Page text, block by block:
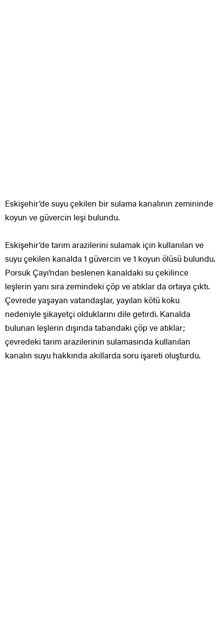
Eskişehir’de suyu çekilen bir sulama kanalının zemininde
koyun ve güvercin leşi bulundu.
Eskişehir’de tarım arazilerini sulamak için kullanılan ve
suyu çekilen kanalda 1 güvercin ve 1 koyun ölüsü bulundu.
Porsuk Çayı’ndan beslenen kanaldaki su çekilince
leşlerin yanı sıra zemindeki çöp ve atıklar da ortaya çıktı.
Çevrede yaşayan vatandaşlar, yayılan kötü koku
nedeniyle şikayetçi olduklarını dile getirdi. Kanalda
bulunan leşlerin dışında tabandaki çöp ve atıklar;
çevredeki tarım arazilerinin sulamasında kullanılan
kanalın suyu hakkında akıllarda soru işareti oluşturdu.